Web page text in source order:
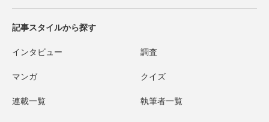
記事スタイルから探す
インタビュー 調査
マンガ クイズ
連載一覧 執筆者一覧